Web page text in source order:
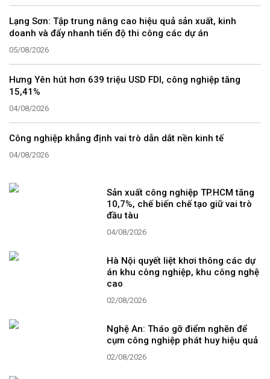
Lạng Sơn: Tập trung nâng cao hiệu quả sản xuất, kinh
doanh và đẩy nhanh tiến độ thi công các dự án
05/08/2026
Hưng Yên hút hơn 639 triệu USD FDI, công nghiệp tăng
15,41%
04/08/2026
Công nghiệp khẳng định vai trò dẫn dắt nền kinh tế
04/08/2026
Sản xuất công nghiệp TP.HCM tăng
10,7%, chế biến chế tạo giữ vai trò
đầu tàu
04/08/2026
Hà Nội quyết liệt khơi thông các dự
án khu công nghiệp, khu công nghệ
cao
02/08/2026
Nghệ An: Tháo gỡ điểm nghẽn để
cụm công nghiệp phát huy hiệu quả
02/08/2026